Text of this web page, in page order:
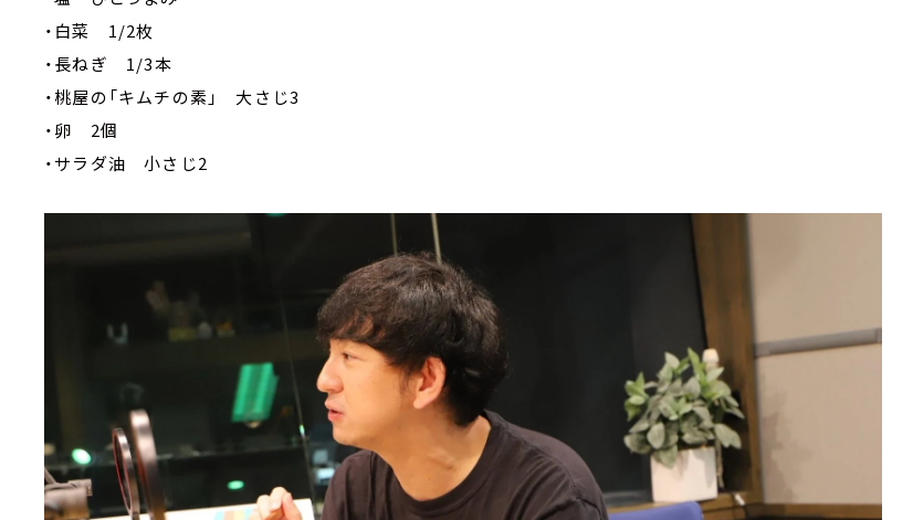
・白菜 1/2枚
・長ねぎ 1/3本
・桃屋の「キムチの素」 大さじ3
・卵 2個
・サラダ油 小さじ2